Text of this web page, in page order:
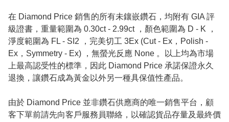
在 Diamond Price 銷售的所有未鑲嵌鑽石，均附有 GIA 評
級證書，重量範圍為 0.30ct - 2.99ct ，顏色範圍為 D - K ，
淨度範圍為 FL - SI2 ，完美切工 3Ex (Cut - Ex，Polish -
Ex，Symmetry - Ex) ，無螢光反應 None 。以上均為市場
上最高認受性的標準，因此 Diamond Price 承諾保證永久
退換，讓鑽石成為黃金以外另一種具保值性產品。
由於 Diamond Price 並非鑽石供應商的唯一銷售平台，顧
客下單前請先向客戶服務員聯絡，以確認貨品存量及最終價